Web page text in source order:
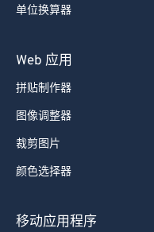
单位换算器
Web 应用
拼贴制作器
图像调整器
裁剪图片
颜色选择器
移动应用程序